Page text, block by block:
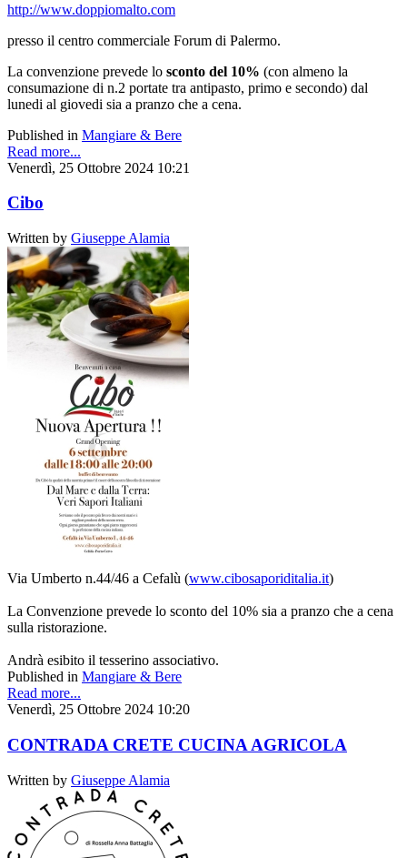
http://www.doppiomalto.com
presso il centro commerciale Forum di Palermo.
La convenzione prevede lo sconto del 10% (con almeno la
consumazione di n.2 portate tra antipasto, primo e secondo) dal
lunedi al giovedi sia a pranzo che a cena.
Published in Mangiare & Bere
Read more...
Venerdì, 25 Ottobre 2024 10:21
Cibo
Written by Giuseppe Alamia
Via Umberto n.44/46 a Cefalù (www.cibosaporiditalia.it)
La Convenzione prevede lo sconto del 10% sia a pranzo che a cena
sulla ristorazione.
Andrà esibito il tesserino associativo.
Published in Mangiare & Bere
Read more...
Venerdì, 25 Ottobre 2024 10:20
CONTRADA CRETE CUCINA AGRICOLA
Written by Giuseppe Alamia